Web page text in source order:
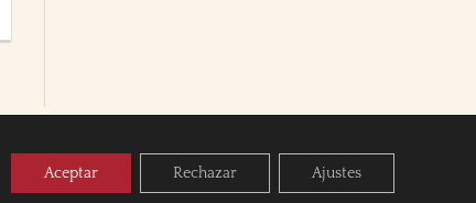
Aceptar Rechazar Ajustes